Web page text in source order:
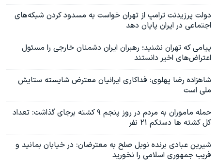
دولت پرزیدنت ترامپ از تهران خواست به مسدود کردن شبکه‌های
اجتماعی در ایران پایان دهد
پیامی که تهران نشنید؛ رهبران ایران دشمنان خارجی را مسئول
اعتراض‌های اخیر دانستند
شاهزاده رضا پهلوی: فداکاری ایرانیان معترض شایسته ستایش
ملی است
حمله ماموران به مردم در روز پنجم ۹ کشته برجای گذاشت: تعداد
کل کشته ها دستکم ۲۱ نفر
شیرین عبادی برنده نوبل صلح به معترضان: در خیابان بمانید و
فریب جمهوری اسلامی را نخورید